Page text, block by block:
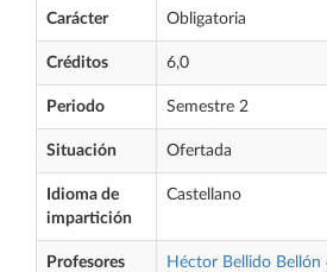
Carácter Obligatoria
Créditos 6,0
Periodo Semestre 2
Situación Ofertada
Idioma de
impartición
Castellano
Profesores Héctor Bellido Bellón